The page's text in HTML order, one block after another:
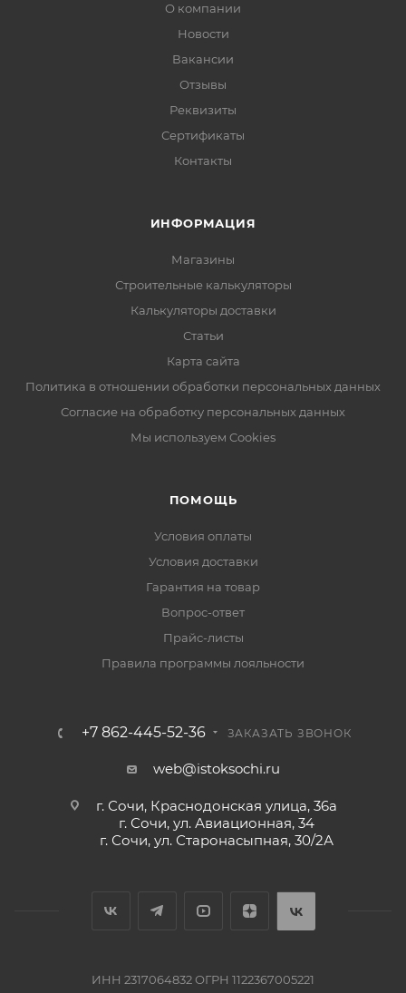
О компании
Новости
Вакансии
Отзывы
Реквизиты
Сертификаты
Контакты
ИНФОРМАЦИЯ
Магазины
Строительные калькуляторы
Калькуляторы доставки
Статьи
Карта сайта
Политика в отношении обработки персональных данных
Согласие на обработку персональных данных
Мы используем Cookies
ПОМОЩЬ
Условия оплаты
Условия доставки
Гарантия на товар
Вопрос-ответ
Прайс-листы
Правила программы лояльности
+7 862-445-52-36 ЗАКАЗАТЬ ЗВОНОК
web@istoksochi.ru
г. Сочи, Краснодонская улица, 36а
г. Сочи, ул. Авиационная, 34
г. Сочи, ул. Старонасыпная, 30/2А
ИНН 2317064832 ОГРН 1122367005221